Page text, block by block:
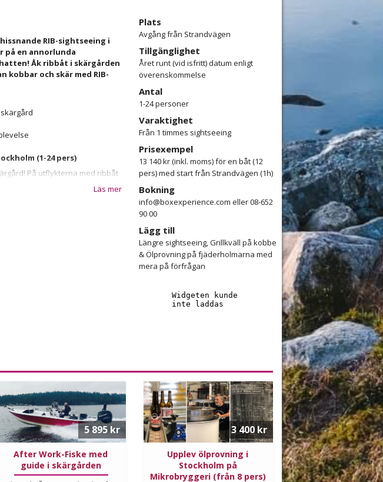
RIB-sightseeing i
på en annorlunda
Åk ribbåt i skärgården
kobbar och skär med RIB-
(1-24 pers)
På utflykterna med ribbåt
berömda sevärdheter från
Fjäderholmarna,
Läs mer
Plats
Avgång från Strandvägen
Tillgänglighet
Året runt (vid isfritt) datum enligt
överenskommelse
Antal
1-24 personer
Varaktighet
Från 1 timmes sightseeing
Prisexempel
13 140 kr (inkl. moms) för en båt (12
pers) med start från Strandvägen (1h)
Bokning
info@boxexperience.com eller 08-652
90 00
Lägg till
Längre sightseeing, Grillkväll på kobbe
& Ölprovning på fjäderholmarna med
mera på förfrågan
After Work-Fiske med
guide i skärgården
5 895 kr
Upplev ölprovning i
Stockholm på
Mikrobryggeri (från 8 pers)
3 400 kr